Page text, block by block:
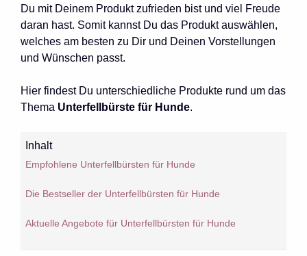
Du mit Deinem Produkt zufrieden bist und viel Freude
daran hast. Somit kannst Du das Produkt auswählen,
welches am besten zu Dir und Deinen Vorstellungen
und Wünschen passt.
Hier findest Du unterschiedliche Produkte rund um das
Thema Unterfellbürste für Hunde.
Inhalt
Empfohlene Unterfellbürsten für Hunde
Die Bestseller der Unterfellbürsten für Hunde
Aktuelle Angebote für Unterfellbürsten für Hunde